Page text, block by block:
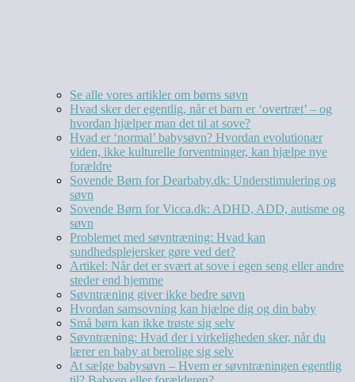
Se alle vores artikler om børns søvn
Hvad sker der egentlig, når et barn er ‘overtræt’ – og
hvordan hjælper man det til at sove?
Hvad er ‘normal’ babysøvn? Hvordan evolutionær
viden, ikke kulturelle forventninger, kan hjælpe nye
forældre
Sovende Børn for Dearbaby.dk: Understimulering og
søvn
Sovende Børn for Vicca.dk: ADHD, ADD, autisme og
søvn
Problemet med søvntræning: Hvad kan
sundhedsplejersker gøre ved det?
Artikel: Når det er svært at sove i egen seng eller andre
steder end hjemme
Søvntræning giver ikke bedre søvn
Hvordan samsovning kan hjælpe dig og din baby
Små børn kan ikke trøste sig selv
Søvntræning: Hvad der i virkeligheden sker, når du
lærer en baby at berolige sig selv
At sælge babysøvn – Hvem er søvntræningen egentlig